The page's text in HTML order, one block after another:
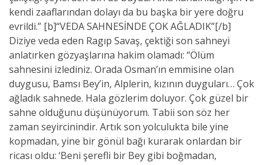
kendi zaaflarından dolayı da bu başka bir yere doğru
evrildi.” [b]“VEDA SAHNESİNDE ÇOK AĞLADIK”[/b]
Diziye veda eden Ragıp Savaş, çektiği son sahneyi
anlatırken gözyaşlarına hakim olamadı: “Ölüm
sahnesini izlediniz. Orada Osman’ın emmisine olan
duygusu, Bamsı Bey’in, Alplerin, kızının duyguları… Çok
ağladık sahnede. Hala gözlerim doluyor. Çok güzel bir
sahne olduğunu düşünüyorum. Tabii son söz her
zaman seyircinindir. Artık son yolculukta bile yine
kopmadan, yine bir gönül bağı kurarak onlardan bir
ricası oldu: ‘Beni şerefli bir Bey gibi boğmadan,